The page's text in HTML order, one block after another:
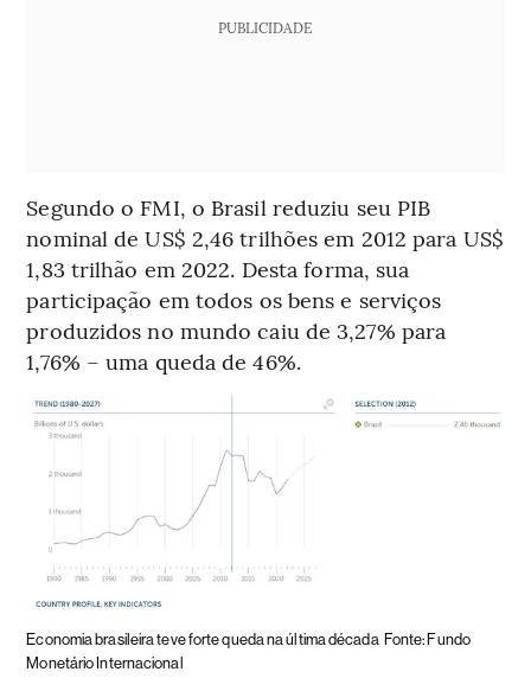
PUBLICIDADE
Segundo o FMI, o Brasil reduziu seu PIB
nominal de US$ 2,46 trilhões em 2012 para US$
1,83 trilhão em 2022. Desta forma, sua
participação em todos os bens e serviços
produzidos no mundo caiu de 3,27% para
1,76% – uma queda de 46%.
Economia brasileira teve forte queda na última década Fonte: Fundo
Monetário Internacional